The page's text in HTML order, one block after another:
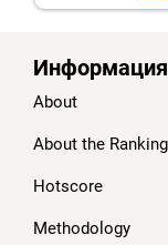
Информация
About
About the Ranking
Hotscore
Methodology